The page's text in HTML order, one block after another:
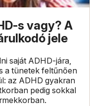
s vagy? A
jele
saját ADHD-jára,
a tünetek feltűnően
az ADHD gyakran
pedig sokkal